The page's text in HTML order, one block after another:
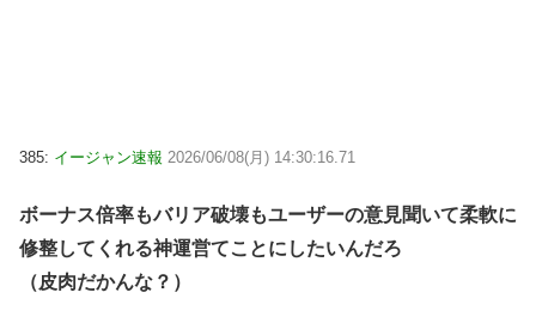
385: イージャン速報 2026/06/08(月) 14:30:16.71
ボーナス倍率もバリア破壊もユーザーの意見聞いて柔軟に
修整してくれる神運営てことにしたいんだろ
（皮肉だかんな？）